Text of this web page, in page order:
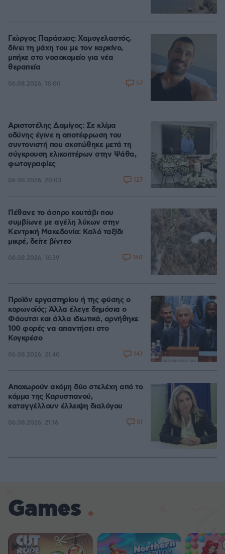
Γιώργος Παράσχος: Χαμογελαστός,
δίνει τη μάχη του με τον καρκίνο,
μπήκε στο νοσοκομείο για νέα
θεραπεία
06.08.2026, 18:00 57
Αριστοτέλης Δαμίγος: Σε κλίμα
οδύνης έγινε η αποτέφρωση του
συντονιστή που σκοτώθηκε μετά τη
σύγκρουση ελικοπτέρων στην Ψάθα,
φωτογραφίες
06.08.2026, 20:03 127
Πέθανε το άσπρο κουτάβι που
συμβίωνε με αγέλη λύκων στην
Κεντρική Μακεδονία: Καλό ταξίδι
μικρέ, δείτε βίντεο
06.08.2026, 16:39 160
Προϊόν εργαστηρίου ή της φύσης ο
κορωνοϊός; Άλλα έλεγε δημόσια ο
Φάουτσι και άλλα ιδιωτικά, αρνήθηκε
100 φορές να απαντήσει στο
Κογκρέσο
06.08.2026, 21:40 147
Αποχωρούν ακόμη δύο στελέχη από το
κόμμα της Καρυστιανού,
καταγγέλλουν έλλειψη διαλόγου
06.08.2026, 21:16 51
Games